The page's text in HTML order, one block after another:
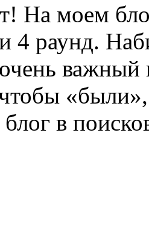
На моем
4 раунд.
в